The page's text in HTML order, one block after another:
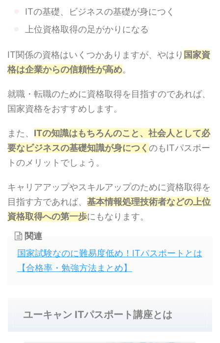
ITの基礎、ビジネスの基礎が身につく
上位資格取得の足がかりになる
IT関係の資格はいくつかありますが、やはり 国家資
格は企業からの信頼性が高め。
就職・転職のために資格取得を目指すのであれば、
国家資格をおすすめします。
また、 ITの知識はもちろんのこと、社会人として必
要なビジネスの基礎知識が身につく のもITパスポー
トのメリットでしょう。
キャリアアップやスキルアップのために資格取得を
目指す方であれば、 基本情報処理技術者などの上位
資格取得への第一歩にもなります。
関連
国家試験なのに難易度低め！ITパスポートとは
【合格率・勉強方法まとめ】
ユーキャン ITパスポート講座とは